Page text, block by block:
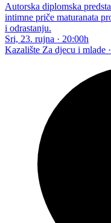
Autorska diplomska
intimne priče maturanata
i odrastanju.
Sri, 23. rujna · 20:00h
Kazalište Za djecu i mlade